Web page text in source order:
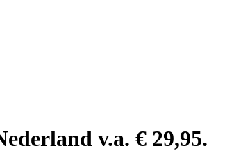
v.a. € 29,95.